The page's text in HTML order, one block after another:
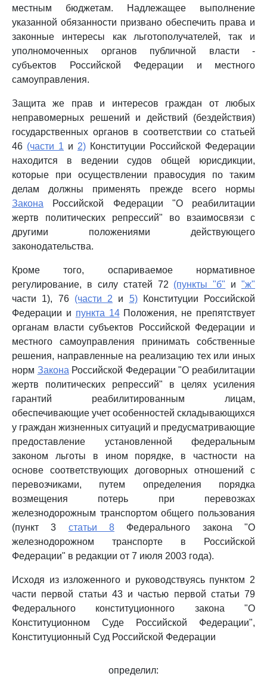
местным бюджетам. Надлежащее выполнение
указанной обязанности призвано обеспечить права и
законные интересы как льготополучателей, так и
уполномоченных органов публичной власти -
субъектов Российской Федерации и местного
самоуправления.
Защита же прав и интересов граждан от любых
неправомерных решений и действий (бездействия)
государственных органов в соответствии со статьей
46 (части 1 и 2) Конституции Российской Федерации
находится в ведении судов общей юрисдикции,
которые при осуществлении правосудия по таким
делам должны применять прежде всего нормы
Закона Российской Федерации "О реабилитации
жертв политических репрессий" во взаимосвязи с
другими положениями действующего
законодательства.
Кроме того, оспариваемое нормативное
регулирование, в силу статей 72 (пункты "б" и "ж"
части 1), 76 (части 2 и 5)Конституции Российской
Федерации и пункта 14Положения, не препятствует
органам власти субъектов Российской Федерации и
местного самоуправления принимать собственные
решения, направленные на реализацию тех или иных
норм Закона Российской Федерации "О реабилитации
жертв политических репрессий" в целях усиления
гарантий реабилитированным лицам,
обеспечивающие учет особенностей складывающихся
у граждан жизненных ситуаций и предусматривающие
предоставление установленной федеральным
законом льготы в ином порядке, в частности на
основе соответствующих договорных отношений с
перевозчиками, путем определения порядка
возмещения потерь при перевозках
железнодорожным транспортом общего пользования
(пункт 3 статьи 8 Федерального закона "О
железнодорожном транспорте в Российской
Федерации" в редакции от 7 июля 2003 года).
Исходя из изложенного и руководствуясь пунктом 2
части первой статьи 43 и частью первой статьи 79
Федерального конституционного закона "О
Конституционном Суде Российской Федерации",
Конституционный Суд Российской Федерации
определил: